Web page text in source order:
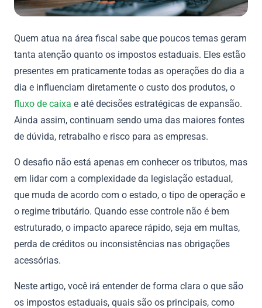
Quem atua na área fiscal sabe que poucos temas geram
tanta atenção quanto os impostos estaduais. Eles estão
presentes em praticamente todas as operações do dia a
dia e influenciam diretamente o custo dos produtos, o
fluxo de caixa e até decisões estratégicas de expansão.
Ainda assim, continuam sendo uma das maiores fontes
de dúvida, retrabalho e risco para as empresas.
O desafio não está apenas em conhecer os tributos, mas
em lidar com a complexidade da legislação estadual,
que muda de acordo com o estado, o tipo de operação e
o regime tributário. Quando esse controle não é bem
estruturado, o impacto aparece rápido, seja em multas,
perda de créditos ou inconsistências nas obrigações
acessórias.
Neste artigo, você irá entender de forma clara o que são
os impostos estaduais, quais são os principais, como